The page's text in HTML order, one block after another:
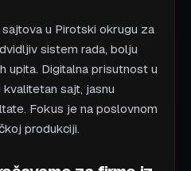
u Pirotski okrugu za
sistem rada, bolju
upita. Digitalna prisutnost u
sajt, jasnu
Fokus je na poslovnom
produkciji.